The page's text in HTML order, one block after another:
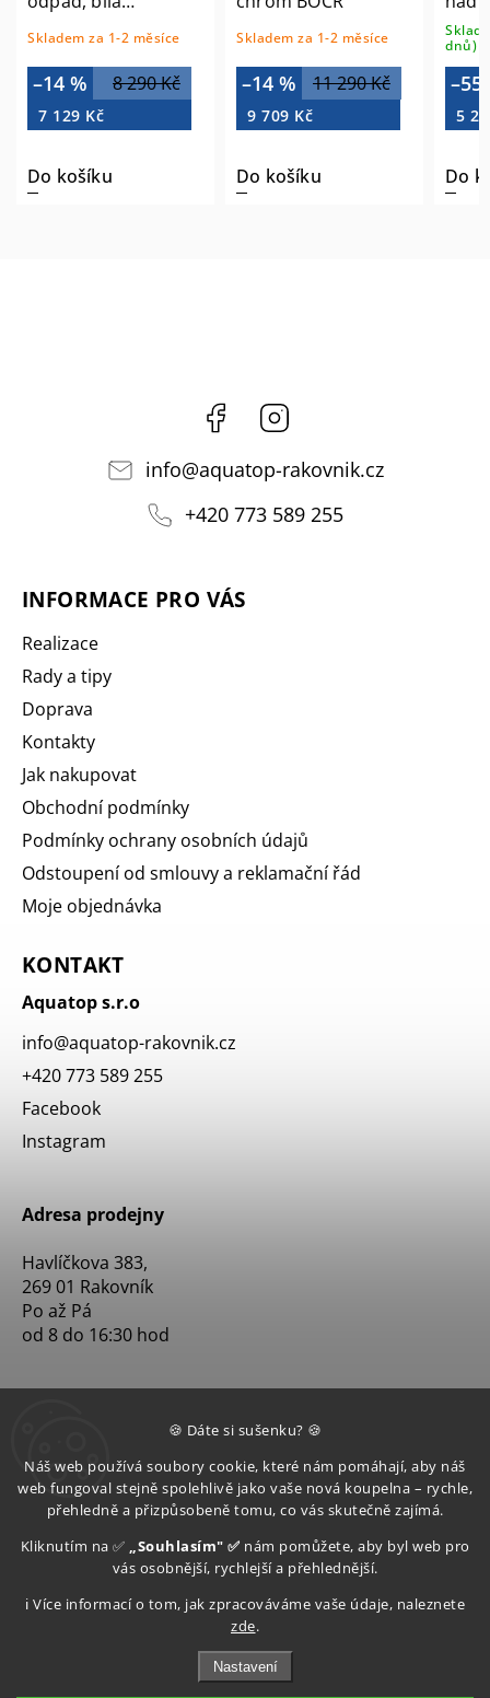
🍪 Dáte si sušenku? 🍪
Náš web používá soubory cookie, které nám pomáhají, aby náš
web fungoval stejně spolehlivě jako vaše nová koupelna – rychle,
přehledně a přizpůsobeně tomu, co vás skutečně zajímá.
Kliknutím na ✅ „Souhlasím" ✅ nám pomůžete, aby byl web pro
vás osobnější, rychlejší a přehlednější.
ℹ️ Více informací o tom, jak zpracováváme vaše údaje, naleznete
zde.
Nastavení
Skladem za 1-2 měsíce
8 290 Kč
–14 %
7 129 Kč
Do košíku
Skladem za 1-2 měsíce
11 290 Kč
–14 %
9 709 Kč
Do košíku
dnů)
–55
5
Do
Facebook
info@aquatop-rakovnik.cz
+420 773 589 255
INFORMACE PRO VÁS
Realizace
Rady a tipy
Doprava
Kontakty
Jak nakupovat
Obchodní podmínky
Podmínky ochrany osobních údajů
Odstoupení od smlouvy a reklamační řád
Moje objednávka
KONTAKT
Aquatop s.r.o
info@aquatop-rakovnik.cz
+420 773 589 255
Facebook
Instagram
Adresa prodejny
Havlíčkova 383,
269 01 Rakovník
Po až Pá
od 8 do 16:30 hod